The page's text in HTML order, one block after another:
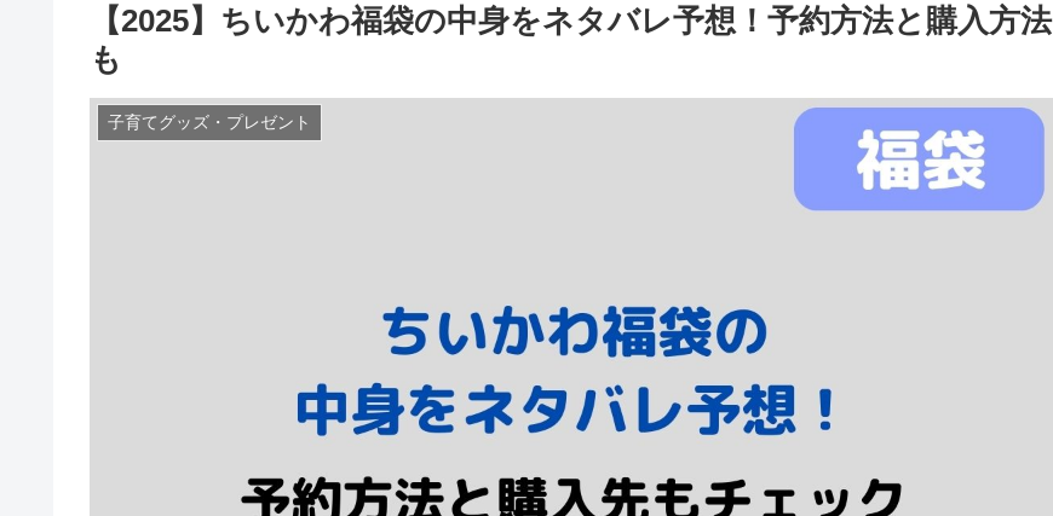
【2025】ちいかわ福袋の中身をネタバレ予想！予約方法と購入方法
も
子育てグッズ・プレゼント